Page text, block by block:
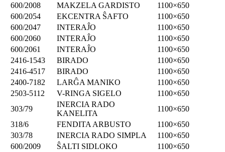
600/2008
MAKZELA GARDISTO
1100×650
600/2054
EKCENTRA ŜAFTO
1100×650
600/2047
INTERAĴO
1100×650
600/2060
INTERAĴO
1100×650
600/2061
INTERAĴO
1100×650
2416-1543
BIRADO
1100×650
2416-4517
BIRADO
1100×650
2400-7182
LARĜA MANIKO
1100×650
2503-5112
V-RINGA SIGELO
1100×650
303/79
INERCIA RADO
KANELITA
1100×650
318/6
FENDITA ARBUSTO
1100×650
303/78
INERCIA RADO SIMPLA
1100×650
600/2009
ŜALTI SIDLOKO
1100×650